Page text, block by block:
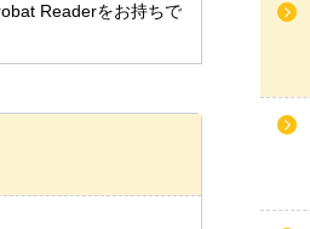
Readerをお持ちで